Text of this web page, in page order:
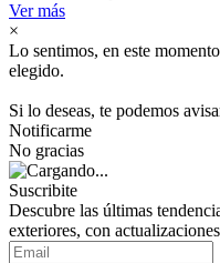
Ver más
×
Lo sentimos, en este
elegido.
Si lo deseas, te podemos
Notificarme
No gracias
Suscribite
Descubre las últimas
exteriores, con